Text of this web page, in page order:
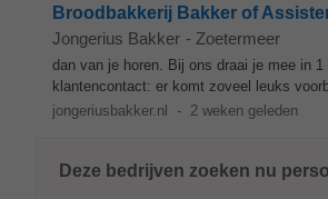
Broodbakkerij Bakker of
Jongerius Bakker - Zoetermeer
dan van je horen. Bij ons draai je mee in
klantencontact: er komt zoveel leuks
jongeriusbakker.nl
- 2 weken geleden
Deze bedrijven zoeken nu